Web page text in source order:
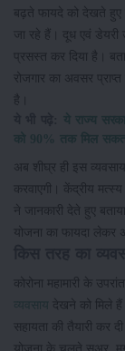
बढ़ते फायदे को देखते
जा रहे हैं। दूध एवं डेयरी
प्रसस्त कर दिया है।
रोजगार का अवसर
है।
ये राज्य
को 90% तक मिल
अब शीघ्र ही इस
करवाएगी। केंद्रीय
ने जानकारी देते हुए
योजना का फायदा
कोरोना महामारी के
व्यवसाय
देखने को मिले
सहायता की तैयारी कर